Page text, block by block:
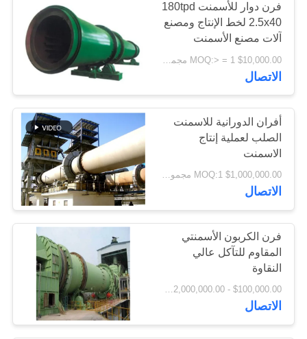
اطلب
اقتباس
خريطة
الموقع
PRIVACY
POLICY
فرن دوار للأسمنت 180tpd
2.5x40 لخط الإنتاج ومصنع
آلات مصنع الأسمنت
$10,000.00 MOQ:> = 1 مجموعة
الاتصال
أفران الدورانية للاسمنت
الصلب لعملية إنتاج
الاسمنت
$1,000,000.00 MOQ:1 مجموعة
الاتصال
فرن الكربون الأسمنتي
المقاوم للتآكل عالي
النقاوة
$100,000.00 - $2,000,000.00 / Set MOQ:1 مجموعة / مجموعات
الاتصال